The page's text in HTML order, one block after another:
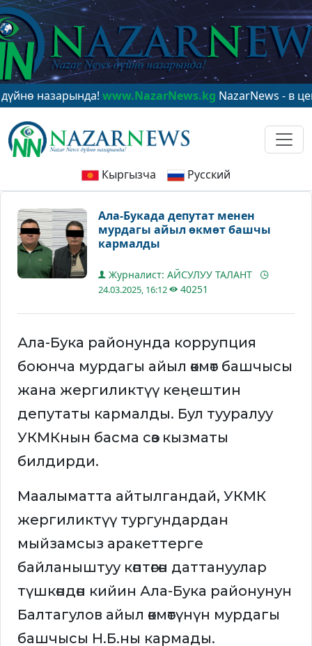
www.NazarNews.kgNazarNews - в центре
Кыргызча Русский
Ала-Букада депутат менен
мурдагы айыл өкмөт башчы
кармалды
Журналист: АЙСУЛУУ ТАЛАНТ
24.03.2025, 16:12 40251
Ала-Бука районунда коррупция
боюнча мурдагы айыл өкмөт башчысы
жана жергиликтүү кеңештин
депутаты кармалды. Бул тууралуу
УКМКнын басма сөз кызматы
билдирди.
Маалыматта айтылгандай, УКМК
жергиликтүү тургундардан
мыйзамсыз аракеттерге
байланыштуу көптөгөн даттануулар
түшкөндөн кийин Ала-Бука районунун
Балтагулов айыл өкмөтүнүн мурдагы
башчысы Н.Б.ны кармады.